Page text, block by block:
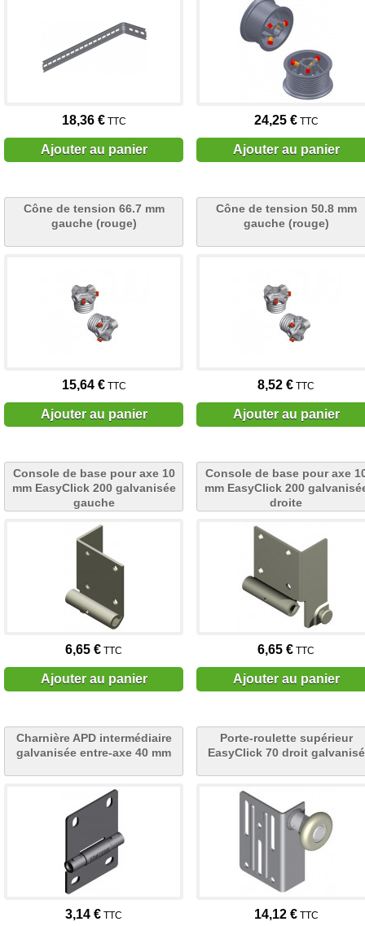
18,36 €TTC
Ajouter au panier
24,25 €TTC
Ajouter au panier
Cône de tension 66.7 mm
gauche (rouge)
15,64 €TTC
Ajouter au panier
Cône de tension 50.8 mm
gauche (rouge)
8,52 € TTC
Ajouter au panier
Console de base pour axe 10
mm EasyClick 200 galvanisée
gauche
6,65 € TTC
Ajouter au panier
Console de base pour axe
mm EasyClick 200
droite
6,65 € TTC
Ajouter au panier
Charnière APD intermédiaire
galvanisée entre-axe 40 mm
3,14 € TTC
Porte-roulette supérieur
EasyClick 70 droit galvanisé
14,12 €TTC